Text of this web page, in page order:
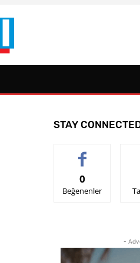
STAY
0
Beğenenler
-